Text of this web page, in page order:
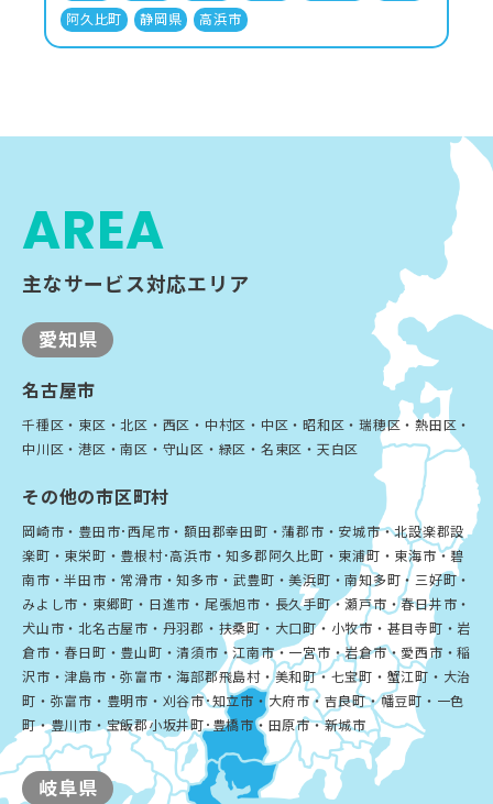
阿久比町 静岡県 高浜市
AREA
主なサービス対応エリア
愛知県
名古屋市
千種区・東区・北区・西区・中村区・中区・昭和区・瑞穂区・熱田区・
中川区・港区・南区・守山区・緑区・名東区・天白区
その他の市区町村
岡崎市・豊田市･西尾市・額田郡幸田町・蒲郡市・安城市・北設楽郡設
楽町・東栄町・豊根村･高浜市・知多郡阿久比町・東浦町・東海市・碧
南市・半田市・常滑市・知多市・武豊町・美浜町・南知多町・三好町・
みよし市・東郷町・日進市・尾張旭市・長久手町・瀬戸市・春日井市・
犬山市・北名古屋市・丹羽郡・扶桑町・大口町・小牧市・甚目寺町・岩
倉市・春日町・豊山町・清須市・江南市・一宮市・岩倉市・愛西市・稲
沢市・津島市・弥富市・海部郡飛島村・美和町・七宝町・蟹江町・大治
町・弥富市・豊明市・刈谷市･知立市・大府市・吉良町・幡豆町・一色
町・豊川市・宝飯郡小坂井町･豊橋市・田原市・新城市
岐阜県